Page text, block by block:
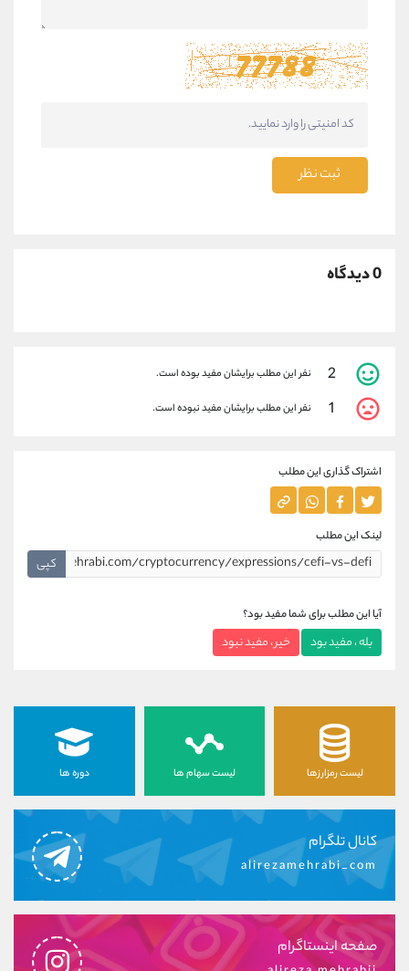
ثبت نظر
0 دیدگاه
2 نفر این مطلب برایشان مفید بوده است.
1 نفر این مطلب برایشان مفید نبوده است.
اشتراک گذاری این مطلب
لینک این مطلب
کپی
آیا این مطلب برای شما مفید بود؟
بله ، مفید بود خیر ، مفید نبود
لیست رمزارزها لیست سهام ها دوره ها
کانال تلگرام
alirezamehrabi_com
صفحه اینستاگرام